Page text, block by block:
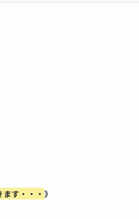
す・・・ 》